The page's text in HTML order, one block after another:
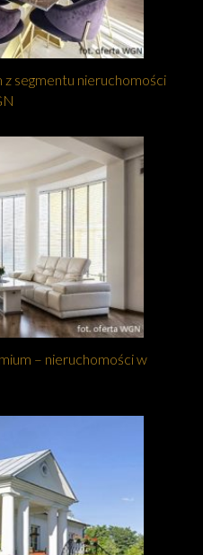
segmentu nieruchomości
– nieruchomości w